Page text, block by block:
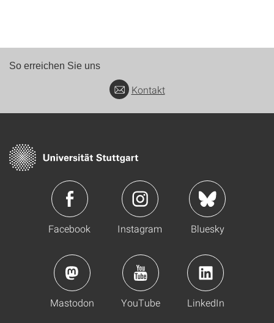
So erreichen Sie uns
Kontakt
Facebook Instagram Bluesky
Mastodon YouTube LinkedIn